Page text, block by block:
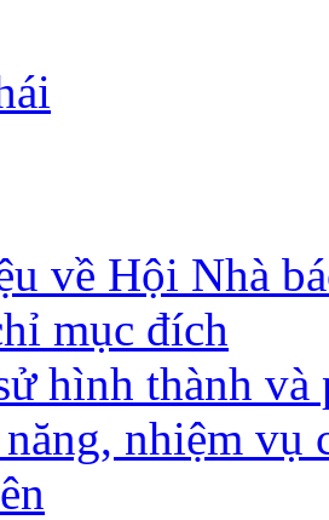
về Hội Nhà
mục đích
hình thành và
nhiệm vụ